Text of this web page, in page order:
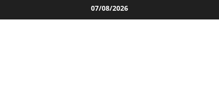
al
07/08/2026